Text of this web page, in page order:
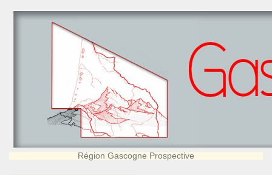
Région Gascogne Prospective